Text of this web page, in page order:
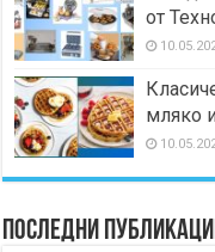
от
мляко
Последни